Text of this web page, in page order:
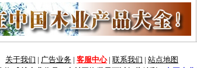
关于我们 | 广告业务 | 客服中心| 联系我们 | 站点地图